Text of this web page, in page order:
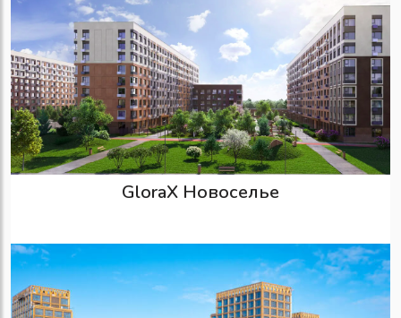
GloraX Новоселье